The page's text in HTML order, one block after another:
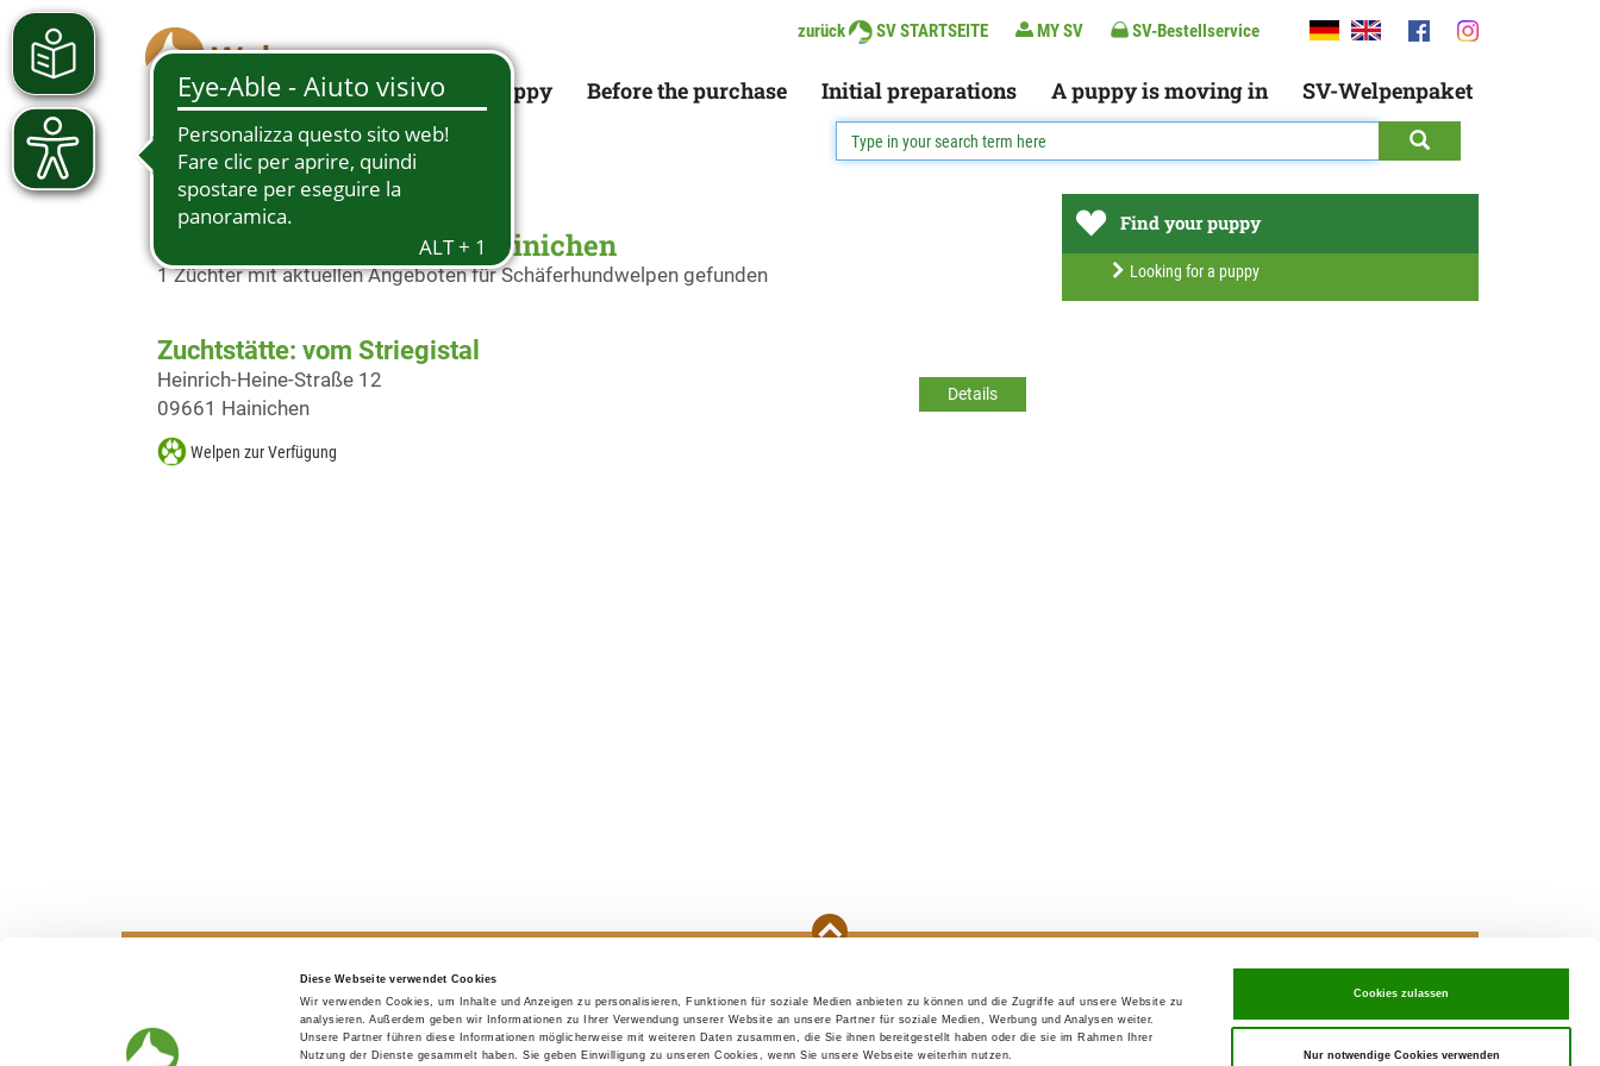
Diese Webseite verwendet Cookies
Wir verwenden Cookies, um Inhalte und Anzeigen zu personalisieren, Funktionen für soziale Medien anbieten zu können und die Zugriffe auf unsere Website zu
analysieren. Außerdem geben wir Informationen zu Ihrer Verwendung unserer Website an unsere Partner für soziale Medien, Werbung und Analysen weiter.
Unsere Partner führen diese Informationen möglicherweise mit weiteren Daten zusammen, die Sie ihnen bereitgestellt haben oder die sie im Rahmen Ihrer
Nutzung der Dienste gesammelt haben. Sie geben Einwilligung zu unseren Cookies, wenn Sie unsere Webseite weiterhin nutzen.
Cookies zulassen
Nur notwendige Cookies verwenden
zurück SV STARTSEITE MY SV SV-Bestellservice
Looking for a puppy Before the purchase Initial preparations A puppy is moving in SV-Welpenpaket
Schäferhundwelpen in Hainichen
1 Züchter mit aktuellen Angeboten für Schäferhundwelpen gefunden
Zuchtstätte: vom Striegistal
Details
Heinrich-Heine-Straße 12
09661 Hainichen
Welpen zur Verfügung
Find your puppy
Looking for a puppy
Looking for a puppy Before the purchase Initial preparations A puppy is moving in SV-Welpenpaket